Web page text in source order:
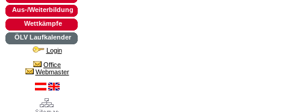
Aus-/Weiterbildung
Wettkämpfe
ÖLV Laufkalender
Login
Office
Webmaster